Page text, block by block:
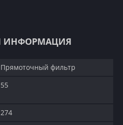
ИНФОРМАЦИЯ
Прямоточный фильтр
55
274